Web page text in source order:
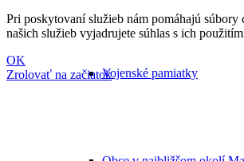
Vojenské pamiatky
Pri poskytovaní služieb nám pomáhajú súbory
našich služieb vyjadrujete súhlas s ich
OK
Zrolovať na začiatok